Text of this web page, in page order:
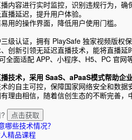
内容进行实时监控，识别违规行为，确
播延迟，提升用户体验。
用的操作界面，降低用户使用门槛。
级认证，拥有 PlaySafe 独家视频版权
创新引领无延迟直播技术，能将直播延
面适配 APP、小程序、H5、PC 官网
技术，采用 SaaS、aPaaS模式帮助企
的自主可控，保障国家网络安全和数
理由相信，随着信创生态的不断完善，
点击获取
哪些技术情况？
精品课程